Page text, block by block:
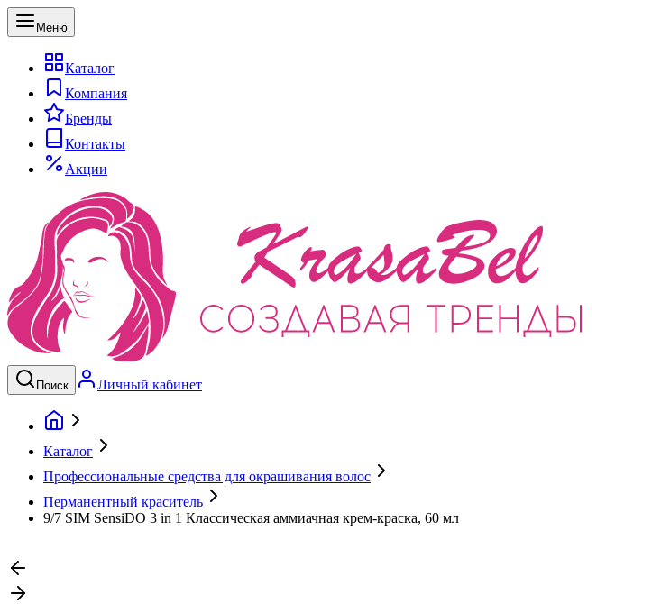
Меню
Каталог
Компания
Бренды
Контакты
Акции
Поиск Личный кабинет
Каталог
Профессиональные средства для окрашивания волос
Перманентный краситель
9/7 SIM SensiDO 3 in 1 Классическая аммиачная крем-краска, 60 мл